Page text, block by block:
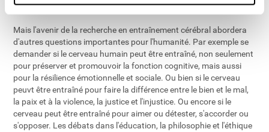
plus spécifiques du cerveau et des conditions neurologiques.
Mais l'avenir de la recherche en entraînement cérébral abordera
d'autres questions importantes pour l'humanité. Par exemple se
demander si le cerveau humain peut être entraîné, non seulement
pour préserver et promouvoir la fonction cognitive, mais aussi
pour la résilience émotionnelle et sociale. Ou bien si le cerveau
peuvt être entraîné pour faire la différence entre le bien et le mal,
la paix et à la violence, la justice et l'injustice. Ou encore si le
cerveau peut être entraîné pour aimer ou détester, s'accorder ou
s'opposer. Les débats dans l'éducation, la philosophie et l'éthique